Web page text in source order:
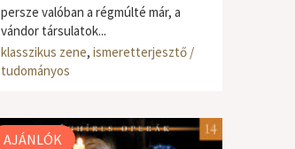
persze valóban a régmúlté már, a
vándor társulatok...
klasszikus zene, ismeretterjesztő /
tudományos
AJÁNLÓK